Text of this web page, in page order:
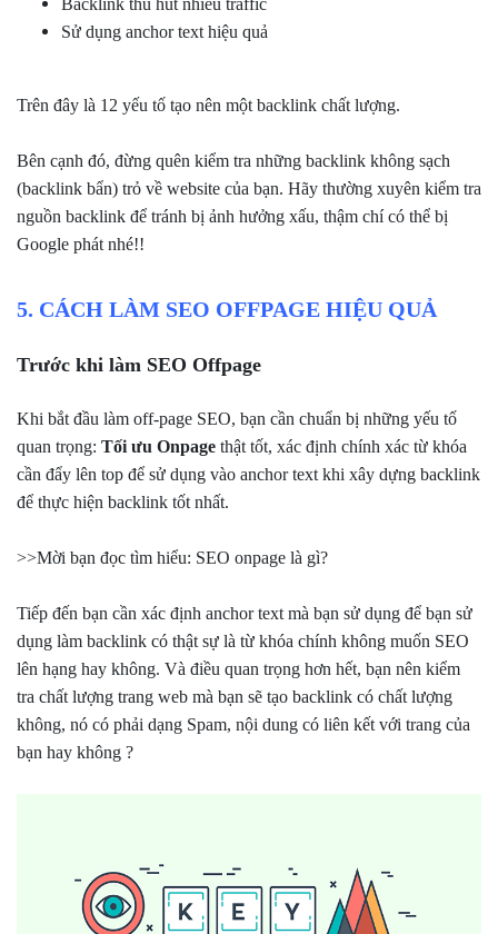
Backlink thu hút nhiều traffic
Sử dụng anchor text hiệu quả
Trên đây là 12 yếu tố tạo nên một backlink chất lượng.
Bên cạnh đó, đừng quên kiểm tra những backlink không sạch
(backlink bẩn) trỏ về website của bạn. Hãy thường xuyên kiểm tra
nguồn backlink để tránh bị ảnh hưởng xấu, thậm chí có thể bị
Google phát nhé!!
5. CÁCH LÀM SEO OFFPAGE HIỆU QUẢ
Trước khi làm SEO Offpage
Khi bắt đầu làm off-page SEO, bạn cần chuẩn bị những yếu tố
quan trọng: Tối ưu Onpage thật tốt, xác định chính xác từ khóa
cần đẩy lên top để sử dụng vào anchor text khi xây dựng backlink
để thực hiện backlink tốt nhất.
>>Mời bạn đọc tìm hiểu: SEO onpage là gì?
Tiếp đến bạn cần xác định anchor text mà bạn sử dụng để bạn sử
dụng làm backlink có thật sự là từ khóa chính không muốn SEO
lên hạng hay không. Và điều quan trọng hơn hết, bạn nên kiểm
tra chất lượng trang web mà bạn sẽ tạo backlink có chất lượng
không, nó có phải dạng Spam, nội dung có liên kết với trang của
bạn hay không ?